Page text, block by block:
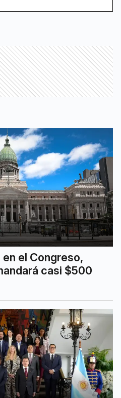
el Congreso,
casi $500